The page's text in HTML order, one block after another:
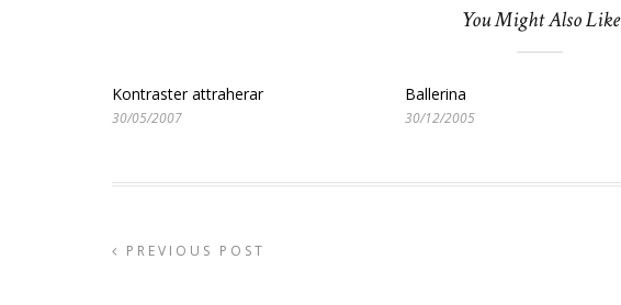
You Might Also Like
Kontraster attraherar
30/05/2007
Ballerina
30/12/2005
PREVIOUS POST